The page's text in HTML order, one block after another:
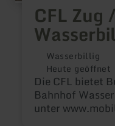
CFL
Wasserbillig
Heute geöffnet
Die CFL bietet
Bahnhof
unter